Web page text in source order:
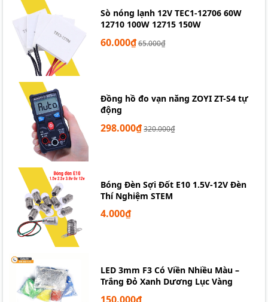
Củ Loa 4R 30W giá rẻ
Tôi có thể mua loa 30W 4R ở
đâu ?
Sò nóng lạnh 12V TEC1-12706 60W
12710 100W 12715 150W
60.000₫65.000₫
Đồng hồ đo vạn năng ZOYI ZT-S4 tự
động
298.000₫320.000₫
Bóng Đèn Sợi Đốt E10 1.5V-12V Đèn
Thí Nghiệm STEM
4.000₫
LED 3mm F3 Có Viền Nhiều Màu –
Trắng Đỏ Xanh Dương Lục Vàng